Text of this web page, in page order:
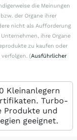
die Meinungen
der Organe ihrer
nicht als Aufforderung
ihre Organe
zu kaufen oder
(Ausführlicher
Kleinanlegern
Turbo-
Produkte und
geeignet.